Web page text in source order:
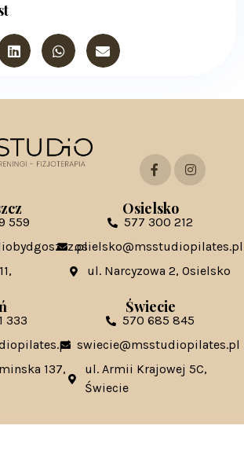
559
Osielsko
577 300 212
osielsko@msstudiopilates.pl
ul. Narcyzowa 2, Osielsko
333
137,
Świecie
570 685 845
swiecie@msstudiopilates.pl
ul. Armii Krajowej 5C,
Świecie